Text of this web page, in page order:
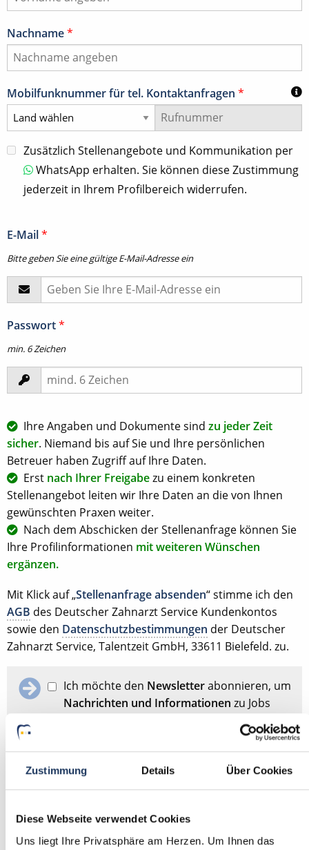
Zustimmung Details Über Cookies
Diese Webseite verwendet Cookies
Uns liegt Ihre Privatsphäre am Herzen. Um Ihnen das
Nachname*
Mobilfunknummer für tel. Kontaktanfragen *
Zusätzlich Stellenangebote und Kommunikation per
WhatsApp erhalten. Sie können diese Zustimmung
jederzeit in Ihrem Profilbereich widerrufen.
E-Mail*
Bitte geben Sie eine gültige E-Mail-Adresse ein
Passwort*
min. 6 Zeichen
Ihre Angaben und Dokumente sind zu jeder Zeit
sicher. Niemand bis auf Sie und Ihre persönlichen
Betreuer haben Zugriff auf Ihre Daten.
Erst nach Ihrer Freigabezu einem konkreten
Stellenangebot leiten wir Ihre Daten an die von Ihnen
gewünschten Praxen weiter.
Nach dem Abschicken der Stellenanfrage können Sie
Ihre Profilinformationen mit weiteren Wünschen
ergänzen.
Mit Klick auf „Stellenanfrage absenden“ stimme ich den
AGB des Deutscher Zahnarzt Service Kundenkontos
sowie den Datenschutzbestimmungen der Deutscher
Zahnarzt Service, Talentzeit GmbH, 33611 Bielefeld. zu.
Ich möchte den Newsletterabonnieren, um
Nachrichten und Informationen zu Jobs
und der Karriere in der Zahnarztpraxis zu
Datenschutzerklärunggelesen und bin mit
ihr einverstanden.
Stellenanfrage absenden